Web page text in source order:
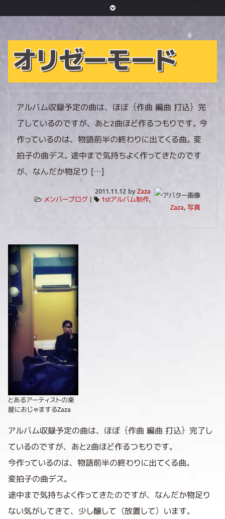
オリゼーモード
アルバム収録予定の曲は、ほぼ｛作曲 編曲 打込｝完
了しているのですが、あと2曲ほど作るつもりです。 今
作っているのは、物語前半の終わりに出てくる曲。 変
拍子の曲デス。 途中まで気持ちよく作ってきたのです
が、なんだか物足り […]
2011.11.12 by Zaza
メンバーブログ
1stアルバム制作,
Zaza, 写真
とあるアーティストの楽
屋におじゃまするZaza
アルバム収録予定の曲は、ほぼ｛作曲 編曲 打込｝完了し
ているのですが、あと2曲ほど作るつもりです。
今作っているのは、物語前半の終わりに出てくる曲。
変拍子の曲デス。
途中まで気持ちよく作ってきたのですが、なんだか物足り
ない気がしてきて、少し醸して（放置して）います。